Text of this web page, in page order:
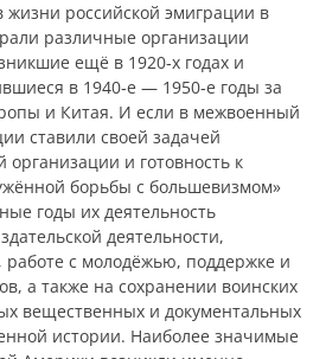
российской эмиграции в
различные организации
ещё в 1920‑х годах и
в 1940‑е — 1950‑е годы за
и Китая. И если в межвоенный
ставили своей задачей
организации и готовность к
борьбы с большевизмом»
годы их деятельность
деятельности,
работе с молодёжью, поддержке и
а также на сохранении воинских
вещественных и документальных
истории. Наиболее значимые